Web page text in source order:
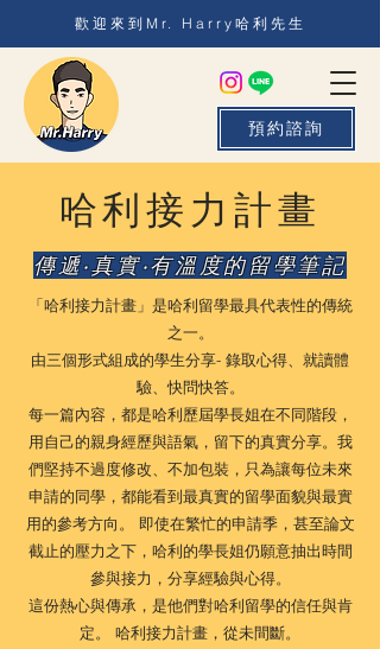
預約諮詢
歡迎來到Mr. Harry哈利先生
哈利接力計畫
傳遞‧真實‧有溫度的留學筆記
「哈利接力計畫」是哈利留學最具代表性的傳統
之一。
由三個形式組成的學生分享- 錄取心得、就讀體
驗、快問快答。
每一篇內容，都是哈利歷屆學長姐在不同階段，
用自己的親身經歷與語氣，留下的真實分享。我
們堅持不過度修改、不加包裝，只為讓每位未來
申請的同學，都能看到最真實的留學面貌與最實
用的參考方向。 即使在繁忙的申請季，甚至論文
截止的壓力之下，哈利的學長姐仍願意抽出時間
參與接力，分享經驗與心得。
這份熱心與傳承，是他們對哈利留學的信任與肯
定。 哈利接力計畫，從未間斷。